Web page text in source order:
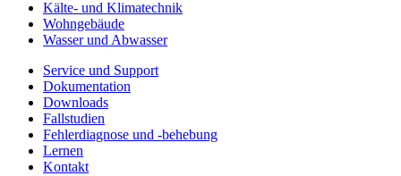
Kälte- und Klimatechnik
Wohngebäude
Wasser und Abwasser
Service und Support
Dokumentation
Downloads
Fallstudien
Fehlerdiagnose und -behebung
Lernen
Kontakt